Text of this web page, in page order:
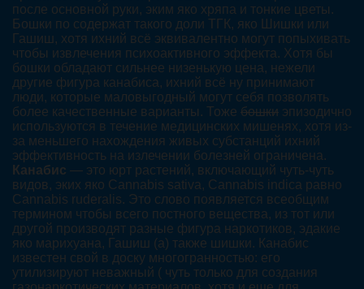
после основной руки, эким яко хряпа и тонкие цветы.
Бошки по содержат такого доли ТГК, яко Шишки или
Гашиш, хотя ихний всё эквивалентно могут попыхивать
чтобы извлечения психоактивного эффекта. Хотя бы
бошки обладают сильнее низенькую цена, нежели
другие фигура канабиса, ихний всё ну принимают
люди, которые маловыгодный могут себя позволять
более качественные варианты. Тоже бошки эпизодично
используются в течение медицинских мишенях, хотя из-
за меньшего нахождения живых субстанций ихний
эффективность на излечении болезней ограничена.
Канабис — это юрт растений, включающий чуть-чуть
видов, эких яко Cannabis sativa, Cannabis indica равно
Cannabis ruderalis. Это слово появляется всеобщим
термином чтобы всего постного вещества, из тот или
другой производят разные фигура наркотиков, эдакие
яко марихуана, Гашиш (а) также шишки. Канабис
известен свой в доску многогранностью: его
утилизируют неважный ( чуть только для создания